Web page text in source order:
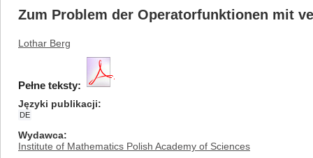
Zum Problem der Operatorfunktionen mit
Lothar Berg
Pełne teksty:
Języki publikacji
DE
Wydawca
Institute of Mathematics Polish Academy of Sciences